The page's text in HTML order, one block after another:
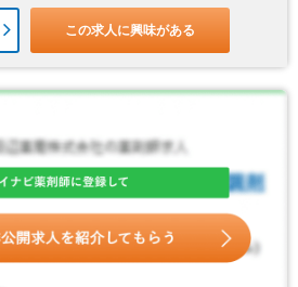
この求人に興味がある